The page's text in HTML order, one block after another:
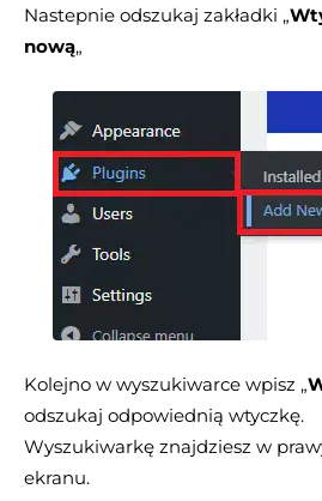
Nastepnie odszukaj zakładki „
nową„
Kolejno w wyszukiwarce wpisz „
odszukaj odpowiednią wtyczkę.
Wyszukiwarkę znajdziesz w
ekranu.